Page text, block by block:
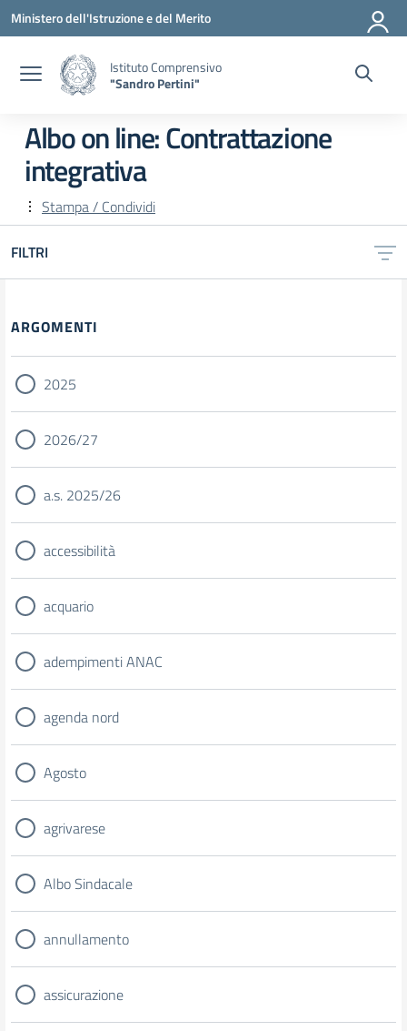
Vai ai contenuti
Vai al menu di navigazione
Vai al footer
Ministero dell'Istruzione e del Merito
Istituto Comprensivo
"Sandro Pertini"
Albo on line:Contrattazione
integrativa
Stampa / Condividi
FILTRI
ARGOMENTI
2025
2026/27
a.s. 2025/26
accessibilità
acquario
adempimenti ANAC
agenda nord
Agosto
agrivarese
Albo Sindacale
annullamento
assicurazione